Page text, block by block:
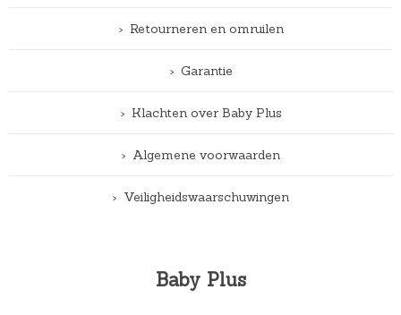
Retourneren en omruilen
Garantie
Klachten over Baby Plus
Algemene voorwaarden
Veiligheidswaarschuwingen
Baby Plus